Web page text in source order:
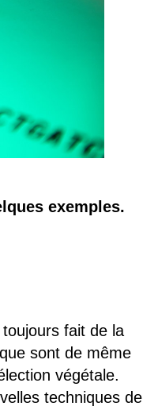
exemples.
fait de la
sont de même
végétale.
techniques de